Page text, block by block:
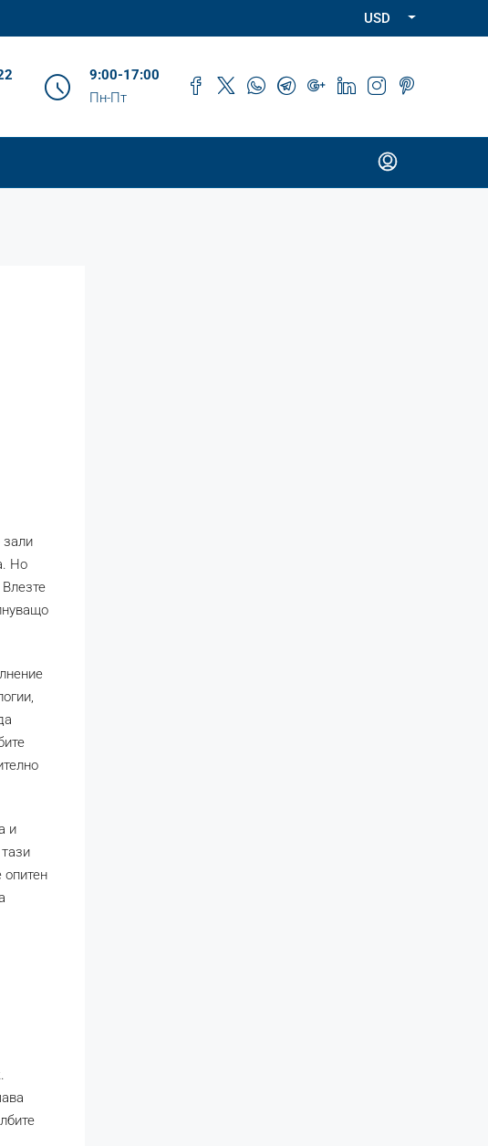
USD
9:00-17:00
Пн-Пт
зали
Но
и
опитен